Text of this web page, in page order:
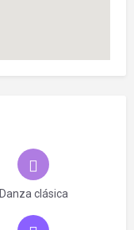
Danza clásica